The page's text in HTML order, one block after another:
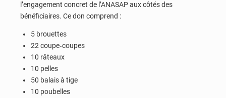
l’engagement concret de l’ANASAP aux côtés des
bénéficiaires. Ce don comprend :
5 brouettes
22 coupe‑coupes
10 râteaux
10 pelles
50 balais à tige
10 poubelles